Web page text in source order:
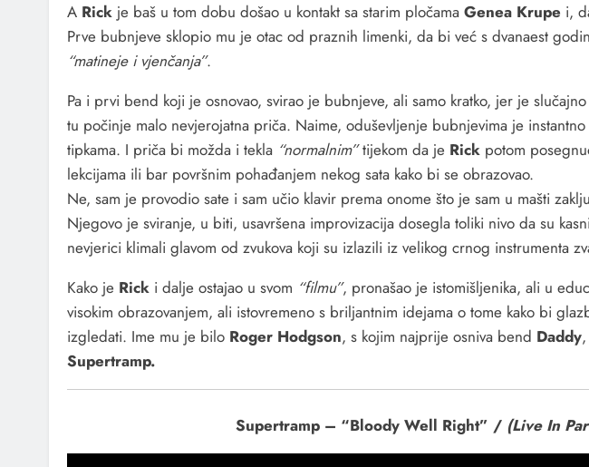
A Rick je baš u tom dobu došao u kontakt sa starim pločama Genea Krupe i,
Prve bubnjeve sklopio mu je otac od praznih limenki, da bi već s dvanaest
“matineje i vjenčanja”.
Pa i prvi bend koji je osnovao, svirao je bubnjeve, ali samo kratko, jer je
tu počinje malo nevjerojatna priča. Naime, oduševljenje bubnjevima je
tipkama. I priča bi možda i tekla “normalnim”tijekom da je Rick potom
lekcijama ili bar površnim pohađanjem nekog sata kako bi se obrazovao.
Ne, sam je provodio sate i sam učio klavir prema onome što je sam u mašti
Njegovo je sviranje, u biti, usavršena improvizacija dosegla toliki nivo da su
nevjerici klimali glavom od zvukova koji su izlazili iz velikog crnog instrumenta
Kako je Rick i dalje ostajao u svom “filmu”, pronašao je istomišljenika, ali u
visokim obrazovanjem, ali istovremeno s briljantnim idejama o tome kako bi
izgledati. Ime mu je bilo Roger Hodgson, s kojim najprije osniva bend Daddy
Supertramp.
Supertramp – “Bloody Well Right” /(Live In